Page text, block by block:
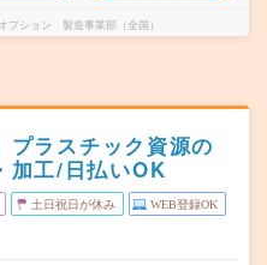
プション 製造事業部（全国）
プラスチック資源の
加工/日払いOK
土日祝日が休み WEB登録OK